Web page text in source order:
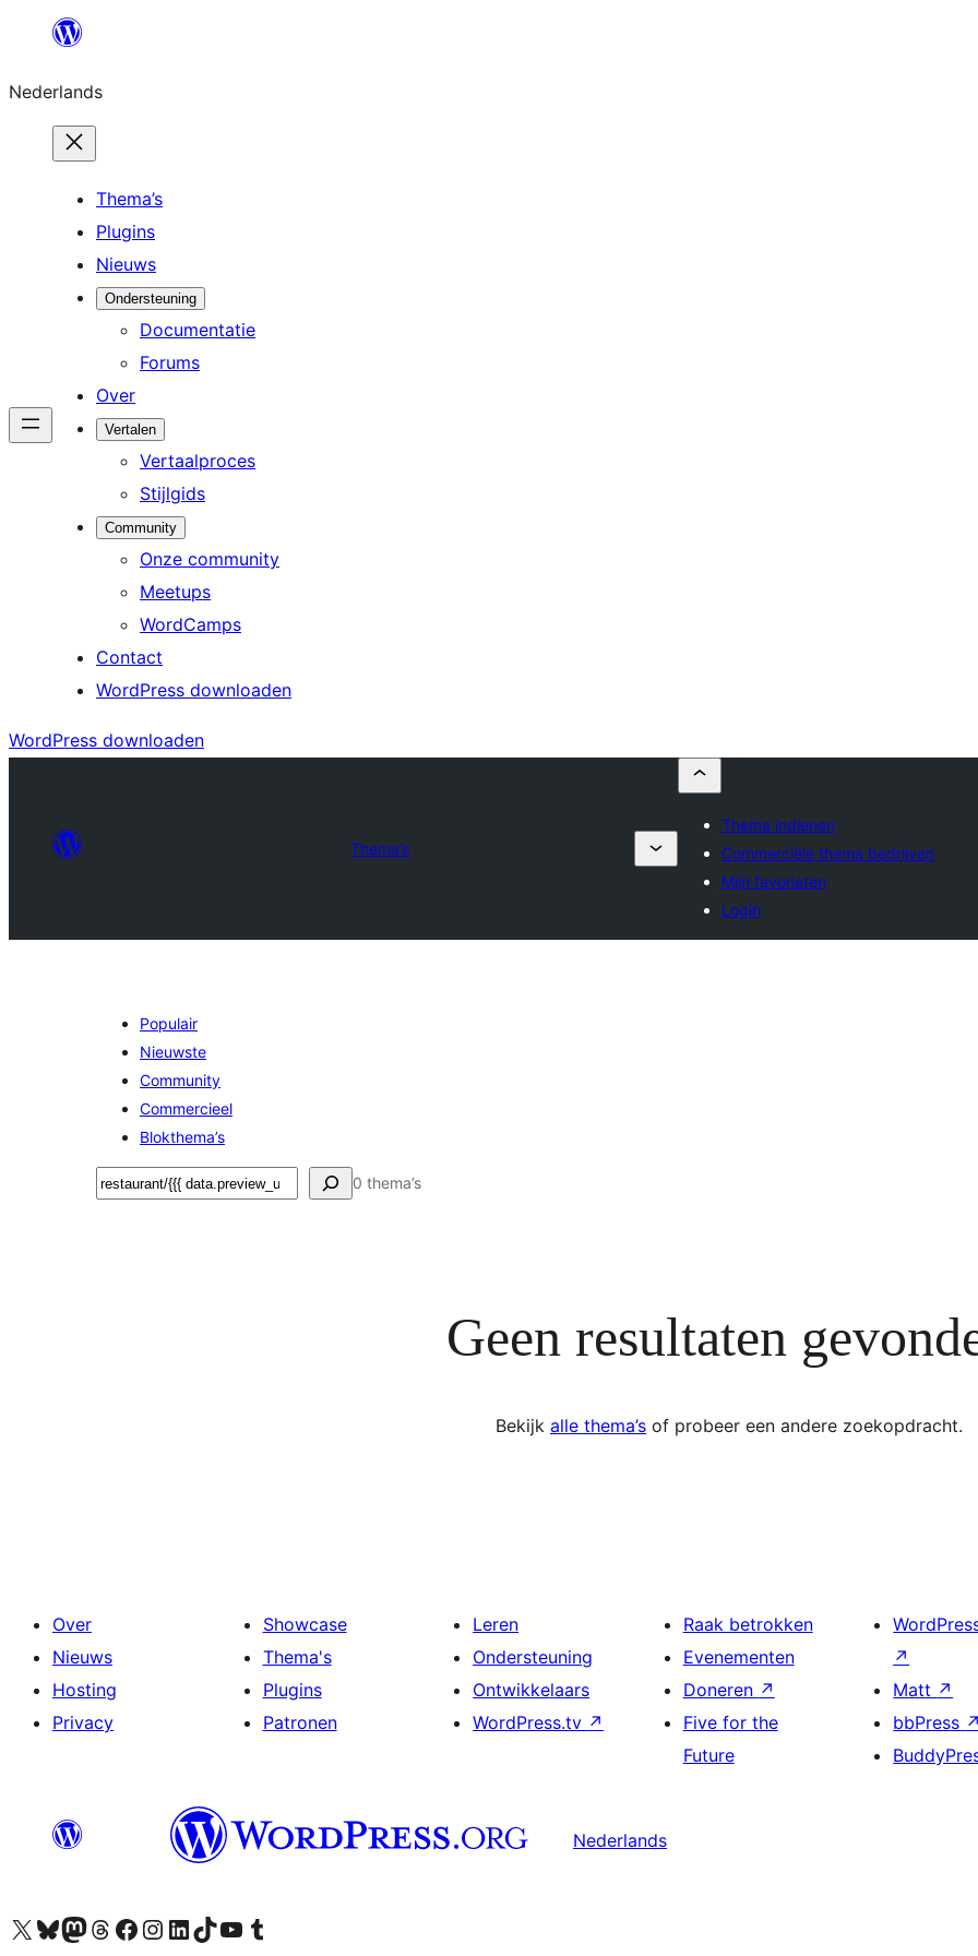
de
inhoud
Nederlands
Thema’s
Plugins
Nieuws
Ondersteuning
Documentatie
Forums
Over
Vertalen
Vertaalproces
Stijlgids
Community
Onze community
Meetups
WordCamps
Contact
WordPress downloaden
WordPress downloaden
Thema’s
Thema indienen
Commerciële thema bedrijven
Mijn favorieten
Login
Populair
Nieuwste
Community
Commercieel
Blokthema’s
Zoeken 0 thema’s
Geen resultaten
Bekijk alle thema’s of probeer een andere zoekopdracht.
Over
Nieuws
Hosting
Privacy
Showcase
Thema's
Plugins
Patronen
Leren
Ondersteuning
Ontwikkelaars
WordPress.tv ↗
Raak betrokken
Evenementen
Doneren ↗
Five for the
Future
↗
Matt ↗
bbPress ↗
Nederlands
Bezoek ons X (voorheen Twitter) account
Bezoek ons Bluesky account
Bezoek ons Mastodon account
Bezoek ons Threads account
Onze Facebook pagina bezoeken
Bezoek ons Instagram account
Bezoek ons LinkedIn account
Bezoek ons TikTok account
Bezoek ons YouTube kanaalBezoek ons Tumblr account